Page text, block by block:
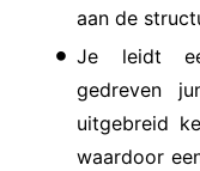
aan de
Je leidt
gedreven
uitgebreid
waardoor